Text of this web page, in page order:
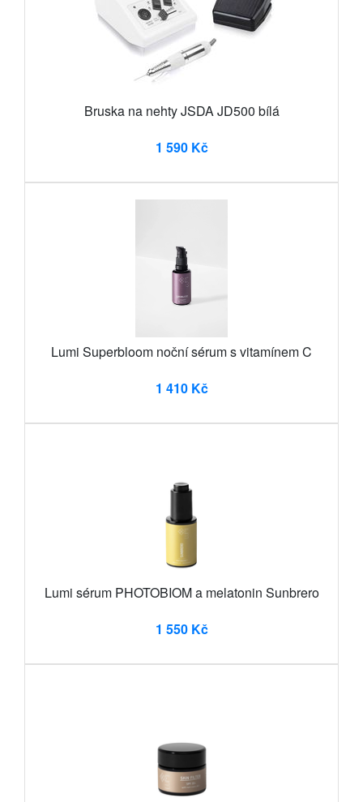
Bruska na nehty JSDA JD500 bílá
1 590 Kč
Lumi Superbloom noční sérum s vitamínem C
1 410 Kč
Lumi sérum PHOTOBIOM a melatonin Sunbrero
1 550 Kč